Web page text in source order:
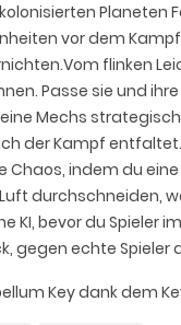
Planeten
vor dem
flinken
Passe sie und
Mechs
der Kampf
indem du
bevor du Spieler
gegen echte Spieler
Key dank dem